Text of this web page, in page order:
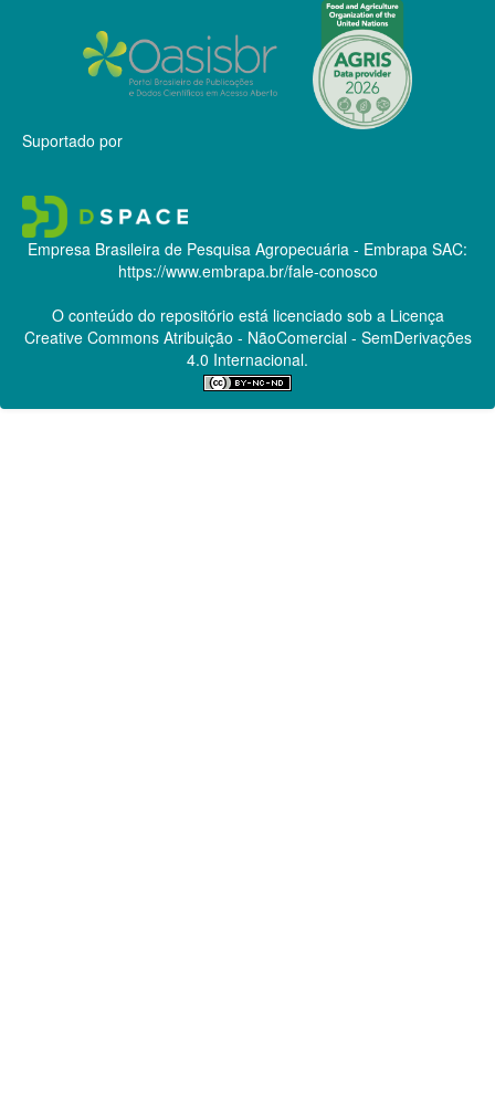
Suportado por
Empresa Brasileira de Pesquisa Agropecuária - Embrapa SAC:
https://www.embrapa.br/fale-conosco
O conteúdo do repositório está licenciado sob a Licença
Creative CommonsAtribuição - NãoComercial - SemDerivações
4.0 Internacional.